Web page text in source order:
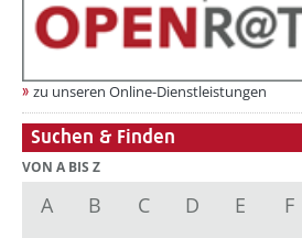
zu unseren Online-Dienstleistungen
Suchen & Finden
VON A BIS Z
A B C D E F